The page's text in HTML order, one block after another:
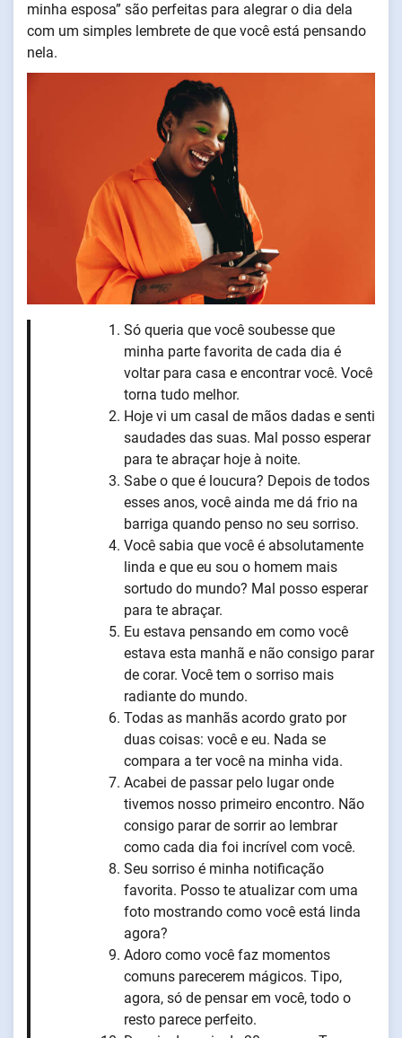
minha esposa” são perfeitas para alegrar o dia dela
com um simples lembrete de que você está pensando
nela.
Só queria que você soubesse que
minha parte favorita de cada dia é
voltar para casa e encontrar você. Você
torna tudo melhor.
Hoje vi um casal de mãos dadas e senti
saudades das suas. Mal posso esperar
para te abraçar hoje à noite.
Sabe o que é loucura? Depois de todos
esses anos, você ainda me dá frio na
barriga quando penso no seu sorriso.
Você sabia que você é absolutamente
linda e que eu sou o homem mais
sortudo do mundo? Mal posso esperar
para te abraçar.
Eu estava pensando em como você
estava esta manhã e não consigo parar
de corar. Você tem o sorriso mais
radiante do mundo.
Todas as manhãs acordo grato por
duas coisas: você e eu. Nada se
compara a ter você na minha vida.
Acabei de passar pelo lugar onde
tivemos nosso primeiro encontro. Não
consigo parar de sorrir ao lembrar
como cada dia foi incrível com você.
Seu sorriso é minha notificação
favorita. Posso te atualizar com uma
foto mostrando como você está linda
agora?
Adoro como você faz momentos
comuns parecerem mágicos. Tipo,
agora, só de pensar em você, todo o
resto parece perfeito.